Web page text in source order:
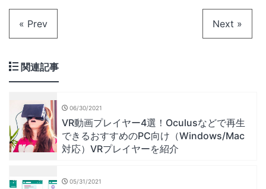
« Prev Next »
関連記事
06/30/2021
VR動画プレイヤー4選！Oculusなどで再生
できるおすすめのPC向け（Windows/Mac
対応）VRプレイヤーを紹介
05/31/2021